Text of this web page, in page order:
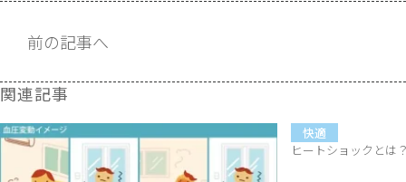
前の記事へ
関連記事
ヒートショックとは
快適